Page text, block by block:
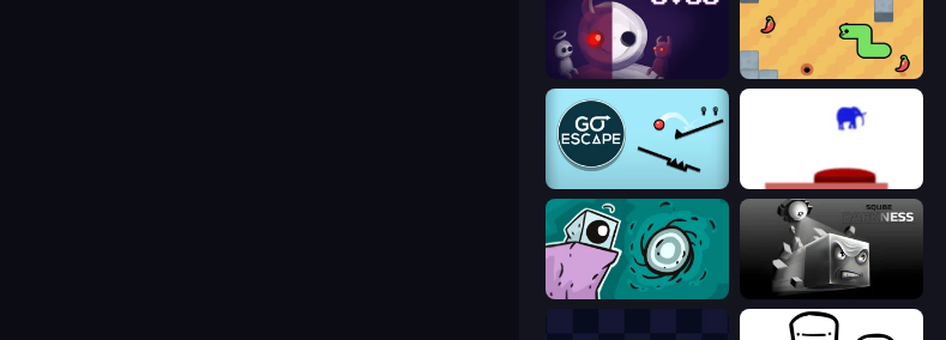
UVSU SSSPICY!
This Is The Only Level
Tilo Sqube Darkness